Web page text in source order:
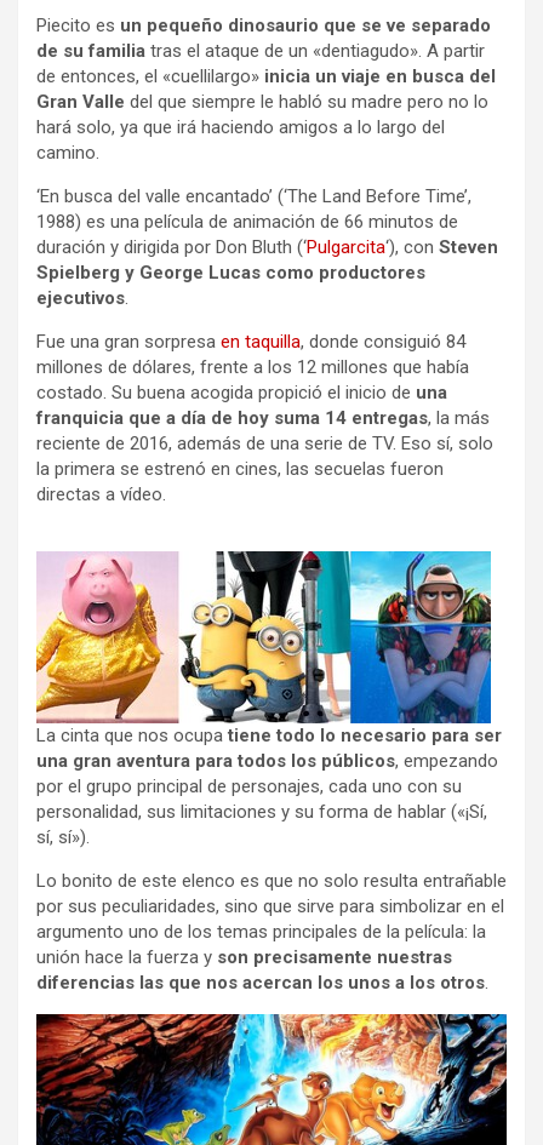
Piecito es un pequeño dinosaurio que se ve separado
de su familia tras el ataque de un «dentiagudo». A partir
de entonces, el «cuellilargo» inicia un viaje en busca del
Gran Valle del que siempre le habló su madre pero no lo
hará solo, ya que irá haciendo amigos a lo largo del
camino.
‘En busca del valle encantado’ (‘The Land Before Time’,
1988) es una película de animación de 66 minutos de
duración y dirigida por Don Bluth (‘Pulgarcita‘), con Steven
Spielberg y George Lucas como productores
ejecutivos.
Fue una gran sorpresa en taquilla, donde consiguió 84
millones de dólares, frente a los 12 millones que había
costado. Su buena acogida propició el inicio de una
franquicia que a día de hoy suma 14 entregas, la más
reciente de 2016, además de una serie de TV. Eso sí, solo
la primera se estrenó en cines, las secuelas fueron
directas a vídeo.
La cinta que nos ocupatiene todo lo necesario para ser
una gran aventura para todos los públicos, empezando
por el grupo principal de personajes, cada uno con su
personalidad, sus limitaciones y su forma de hablar («¡Sí,
sí, sí»).
Lo bonito de este elenco es que no solo resulta entrañable
por sus peculiaridades, sino que sirve para simbolizar en el
argumento uno de los temas principales de la película: la
unión hace la fuerza y son precisamente nuestras
diferencias las que nos acercan los unos a los otros.